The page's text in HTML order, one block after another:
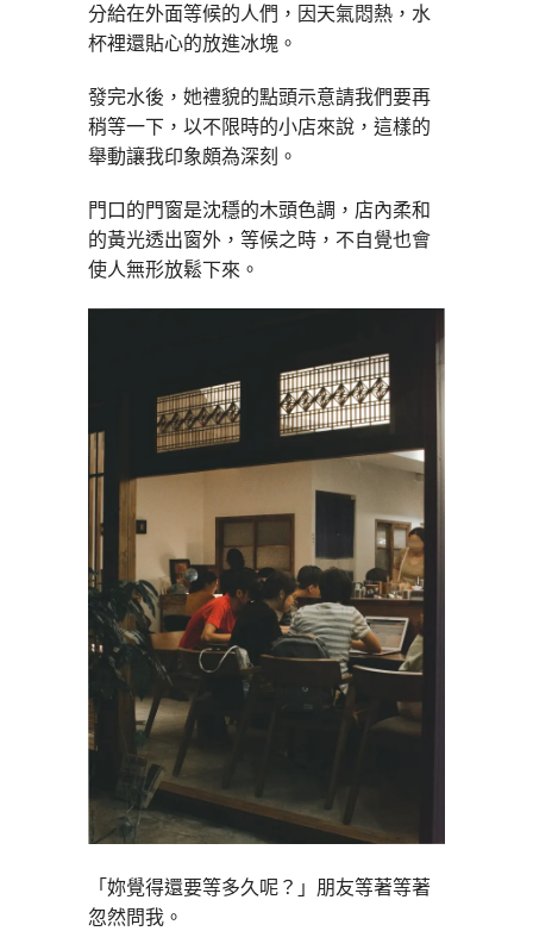
分給在外面等候的人們，因天氣悶熱，水
杯裡還貼心的放進冰塊。
發完水後，她禮貌的點頭示意請我們要再
稍等一下，以不限時的小店來說，這樣的
舉動讓我印象頗為深刻。
門口的門窗是沈穩的木頭色調，店內柔和
的黃光透出窗外，等候之時，不自覺也會
使人無形放鬆下來。
「妳覺得還要等多久呢？」朋友等著等著
忽然問我。